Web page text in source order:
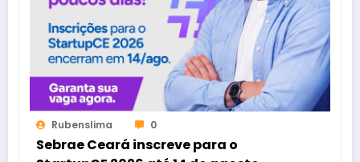
Rubenslima 0
Sebrae Ceará inscreve para o